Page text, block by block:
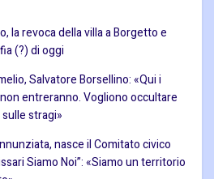
la revoca della villa a Borgetto e
(?) di oggi
Salvatore Borsellino: «Qui i
entreranno. Vogliono occultare
stragi»
nasce il Comitato civico
Siamo Noi”: «Siamo un territorio